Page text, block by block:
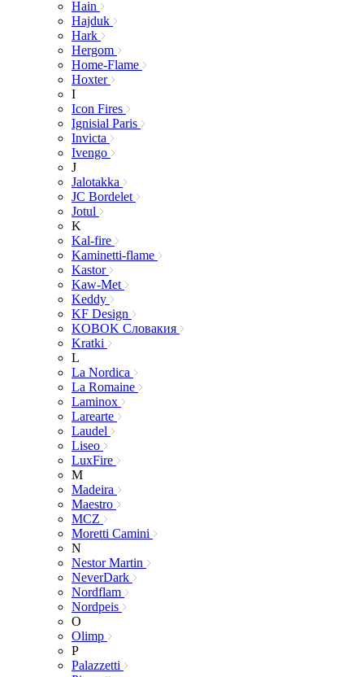
Hain
Hajduk
Hark
Hergom
Home-Flame
Hoxter
I
Icon Fires
Ignisial Paris
Invicta
Ivengo
J
Jalotakka
JC Bordelet
Jotul
K
Kal-fire
Kaminetti-flame
Kastor
Kaw-Met
Keddy
KF Design
KOBOK Словакия
Kratki
L
La Nordica
La Romaine
Laminox
Larearte
Laudel
Liseo
LuxFire
M
Madeira
Maestro
MCZ
Moretti Camini
N
Nestor Martin
NeverDark
Nordflam
Nordpeis
O
Olimp
P
Palazzetti